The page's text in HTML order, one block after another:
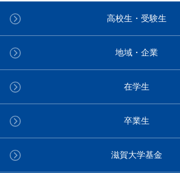
高校生・受験生
地域・企業
在学生
卒業生
滋賀大学基金